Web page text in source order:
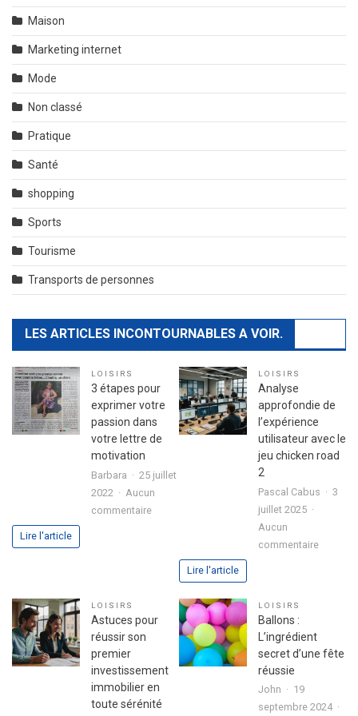
Maison
Marketing internet
Mode
Non classé
Pratique
Santé
shopping
Sports
Tourisme
Transports de personnes
LES ARTICLES INCONTOURNABLES A VOIR.
LOISIRS
3 étapes pour
exprimer votre
passion dans
votre lettre de
motivation
Barbara
25 juillet
2022
Aucun
commentairesur
exprimer
passion
lettre
de
motivation
Lire l'article
LOISIRS
Analyse
approfondie de
l’expérience
utilisateur avec le
jeu chicken road
2
Pascal Cabus
3
juillet 2025
Aucun
commentairesur
avec
chicken
Lire l'article
LOISIRS
Astuces pour
réussir son
premier
investissement
immobilier en
toute sérénité
LOISIRS
Ballons :
L’ingrédient
secret d’une fête
réussie
John
19
septembre 2024